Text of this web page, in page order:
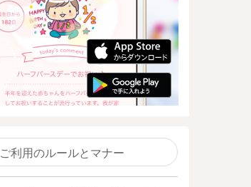
ご利用のルールとマナー